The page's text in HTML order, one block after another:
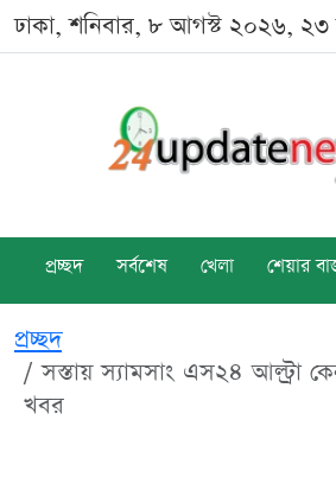
ঢাকা, শনিবার, ৮ আগস্ট ২০২৬, ২৩
প্রচ্ছদ সর্বশেষ খেলা শেয়ার
প্রচ্ছদ
সস্তায় স্যামসাং এস২৪ আল্ট্রা
খবর